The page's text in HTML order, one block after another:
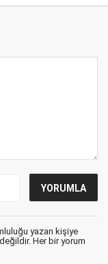
yazan kişiye
Her bir yorum